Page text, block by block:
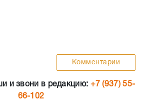
Комментарии
и звони в редакцию: +7 (937) 55-
66-102